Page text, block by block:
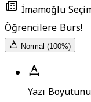
İmamoğlu
Öğrencilere Burs!
Normal (100%)
Yazı